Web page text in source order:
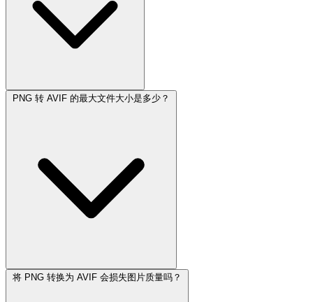
PNG 转 AVIF 的最大文件大小是多少？
将 PNG 转换为 AVIF 会损失图片质量吗？